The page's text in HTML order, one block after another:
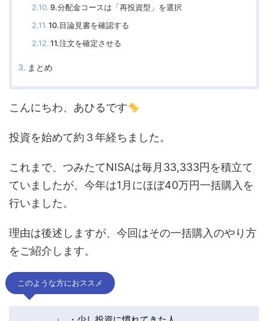
9.分配金コースは「再投資型」を選択
10.目論見書を確認する
11.注文を確定させる
まとめ
こんにちわ、あひるです
投資を始めて約３年経ちました。
これまで、つみたてNISAは毎月33,333円を積立て
ていましたが、今年は1月にほぼ40万円一括購入を
行いました。
理由は後述しますが、今回はその一括購入のやり方
をご紹介します。
このような方におススメ